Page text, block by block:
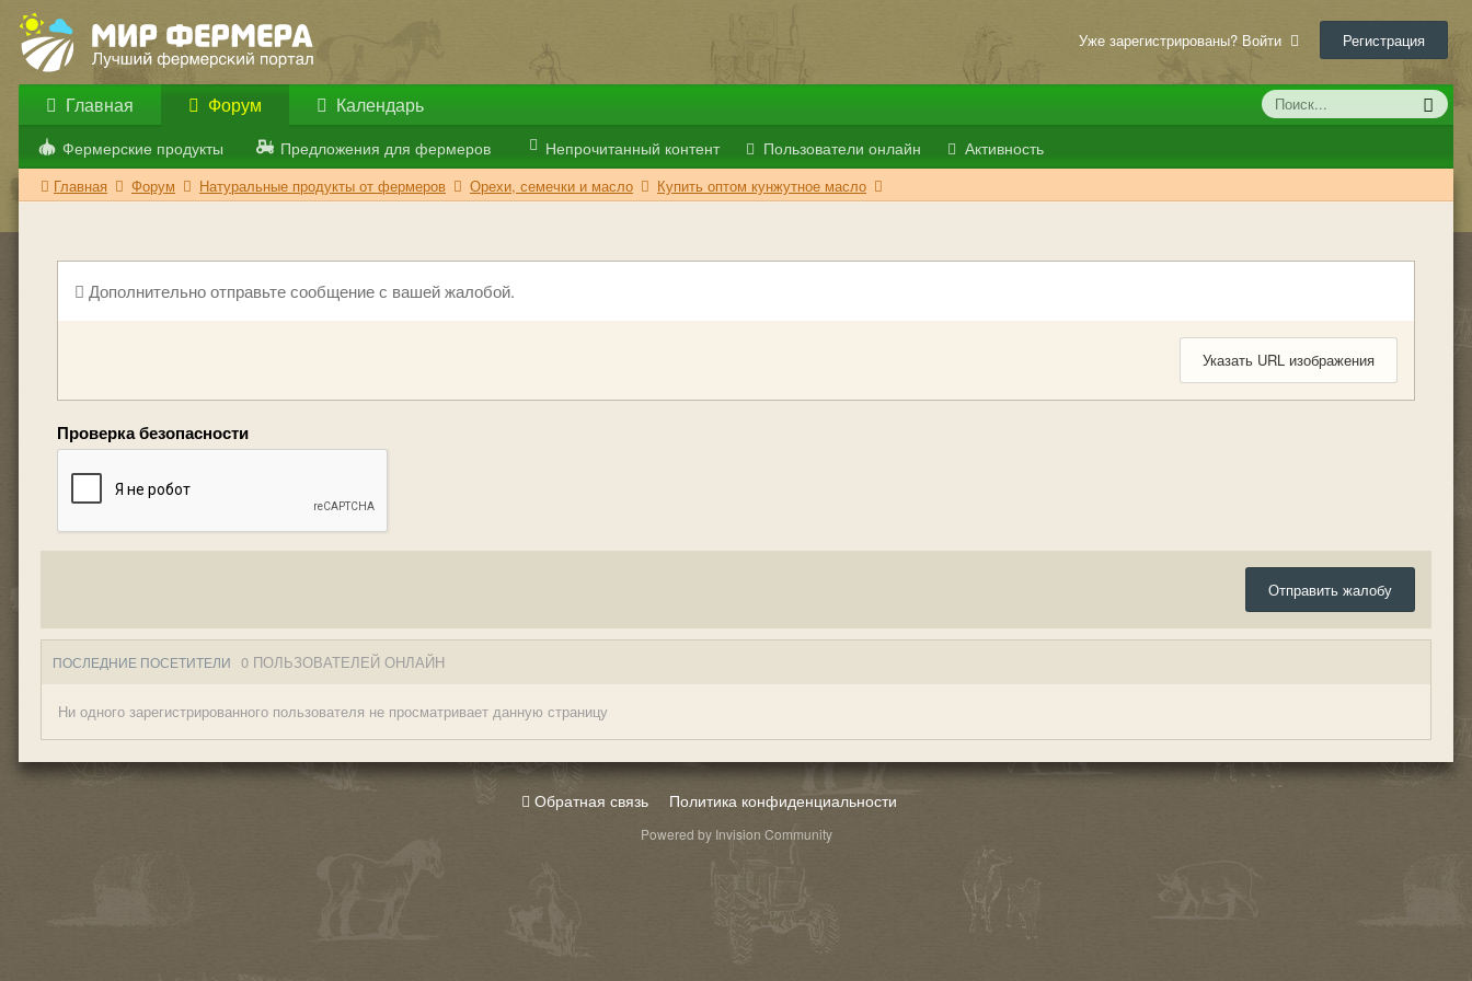
Уже зарегистрированы? Войти Регистрация
Главная Форум
Фермерские продукты Предложения для фермеров Непрочитанный контент Пользователи онлайн Активность
Календарь
Главная Форум Натуральные продукты от фермеров Орехи, семечки и масло Купить оптом кунжутное масло
Дополнительно отправьте сообщение с вашей жалобой.
Указать URL изображения
Проверка безопасности
Отправить жалобу
ПОСЛЕДНИЕ ПОСЕТИТЕЛИ 0 ПОЛЬЗОВАТЕЛЕЙ ОНЛАЙН
Ни одного зарегистрированного пользователя не просматривает данную страницу
Обратная связь Политика конфиденциальности
Powered by Invision Community